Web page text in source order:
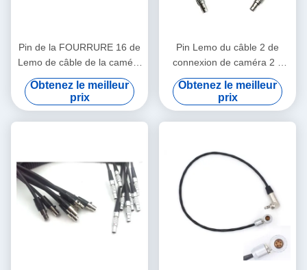
Pin de la FOURRURE 16 de
Lemo de câble de la caméra
EVF d'Arri Alexa au câble de
viseur de Pin de FGG 16
Obtenez le meilleur
prix
Pin Lemo du câble 2 de
connexion de caméra 2 à
Pin Lemo pour un boulon de
Teradek
Obtenez le meilleur
prix